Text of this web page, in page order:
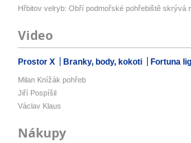
Hřbitov velryb: Obří podmořské pohřebiště skrývá
Video
Prostor X Branky, body, kokoti Fortuna
Milan Knížák pohřeb
Jiří Pospíšil
Václav Klaus
Nákupy